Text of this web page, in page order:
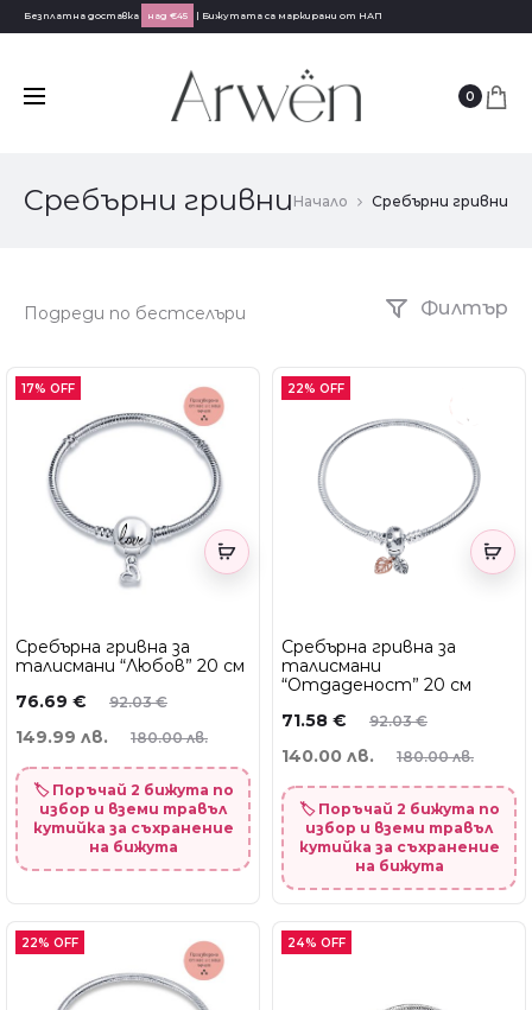
Безплатна доставка над €45 | Бижутата са маркирани от НАП
0
Сребърни гривни Начало Сребърни гривни
Филтър
17% OFF
Сребърна гривна за
талисмани “Любов” 20 см
92.03€
76.69 €
180.00 лв.
149.99 лв.
🏷️ Поръчай 2 бижута по
избор и вземи травъл
кутийка за съхранение
на бижута
22% OFF
Сребърна гривна за
талисмани
“Отдаденост” 20 см
92.03€
71.58 €
180.00 лв.
140.00 лв.
🏷️ Поръчай 2 бижута по
избор и вземи травъл
кутийка за съхранение
на бижута
22% OFF 24% OFF